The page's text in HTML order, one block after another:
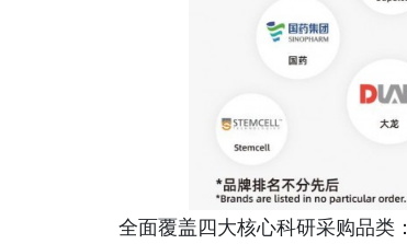
全面覆盖四大核心科研采购品类：